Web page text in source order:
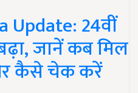
Update: 24वीं
जानें कब मिल
कैसे चेक करें